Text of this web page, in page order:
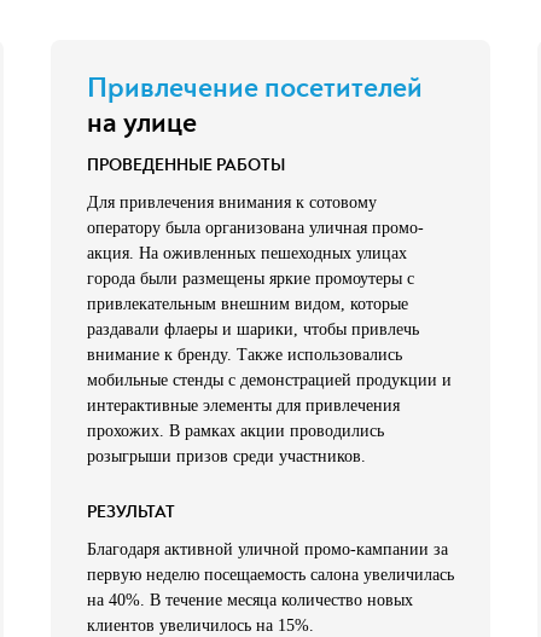
Привлечение посетителей
на улице
ПРОВЕДЕННЫЕ РАБОТЫ
Для привлечения внимания к сотовому
оператору была организована уличная промо-
акция. На оживленных пешеходных улицах
города были размещены яркие промоутеры с
привлекательным внешним видом, которые
раздавали флаеры и шарики, чтобы привлечь
внимание к бренду. Также использовались
мобильные стенды с демонстрацией продукции и
интерактивные элементы для привлечения
прохожих. В рамках акции проводились
розыгрыши призов среди участников.
РЕЗУЛЬТАТ
Благодаря активной уличной промо-кампании за
первую неделю посещаемость салона увеличилась
на 40%. В течение месяца количество новых
клиентов увеличилось на 15%.